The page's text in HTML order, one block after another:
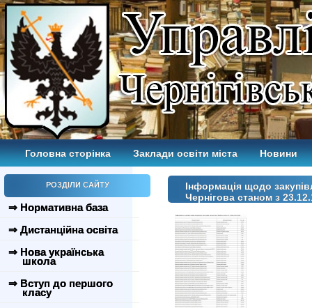
Головна сторінка Заклади освіти міста Новини
РОЗДІЛИ САЙТУ
⇒ Нормативна база
⇒ Дистанційна освіта
⇒ Нова українська
школа
⇒ Вступ до першого
класу
Інформація щодо
Чернігова станом з